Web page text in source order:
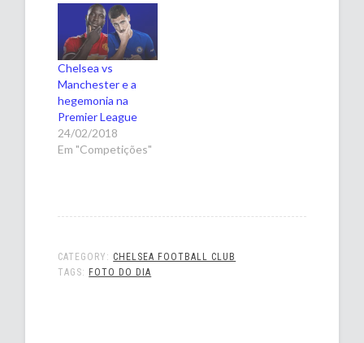
Chelsea vs
Manchester e a
hegemonia na
Premier League
24/02/2018
Em "Competições"
CATEGORY: CHELSEA FOOTBALL CLUB
TAGS: FOTO DO DIA